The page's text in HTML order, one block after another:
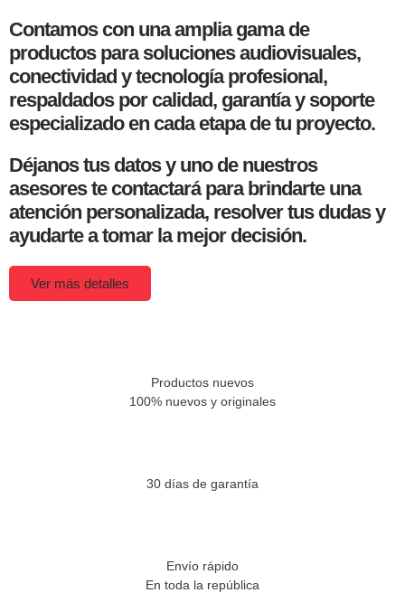
Contamos con una amplia gama de
productos para soluciones audiovisuales,
conectividad y tecnología profesional,
respaldados por calidad, garantía y soporte
especializado en cada etapa de tu proyecto.
Déjanos tus datos y uno de nuestros
asesores te contactará para brindarte una
atención personalizada, resolver tus dudas y
ayudarte a tomar la mejor decisión.
Ver más detalles
Productos nuevos
100% nuevos y originales
30 días de garantía
Envío rápido
En toda la república